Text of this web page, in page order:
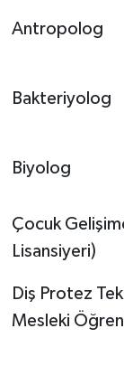
Antropolog
Bakteriyolog
Biyolog
Çocuk
Lisansiyeri)
Diş Protez
Mesleki